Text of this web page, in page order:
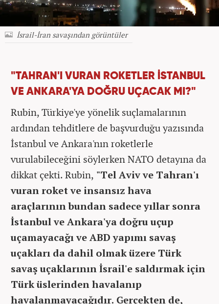
İsrail-İran savaşından görüntüler
"TAHRAN'I VURAN ROKETLER İSTANBUL
VE ANKARA'YA DOĞRU UÇACAK MI?"
Rubin, Türkiye'ye yönelik suçlamalarının
ardından tehditlere de başvurduğu yazısında
İstanbul ve Ankara'nın roketlerle
vurulabileceğini söylerken NATO detayına da
dikkat çekti. Rubin, "Tel Aviv ve Tahran'ı
vuran roket ve insansız hava
araçlarının bundan sadece yıllar sonra
İstanbul ve Ankara'ya doğru uçup
uçamayacağı ve ABD yapımı savaş
uçakları da dahil olmak üzere Türk
savaş uçaklarının İsrail'e saldırmak için
Türk üslerinden havalanıp
havalanmayacağıdır. Gerçekten de,